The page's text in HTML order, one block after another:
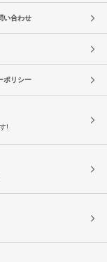
い合わせ
ポリシー
!